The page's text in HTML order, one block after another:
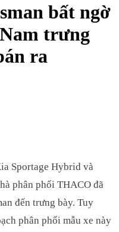
bất ngờ
trưng
ra
Sportage Hybrid và
phân phối THACO đã
đến trưng bày. Tuy
phân phối mẫu xe này